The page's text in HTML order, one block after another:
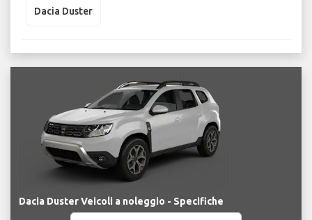
Dacia Duster
Dacia Duster Veicoli a noleggio - Specifiche